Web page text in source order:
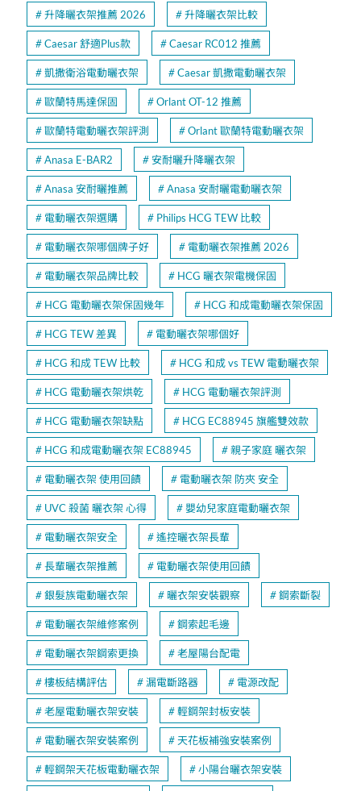
升降曬衣架推薦 2026 升降曬衣架比較
Caesar 舒適Plus款 Caesar RC012 推薦
凱撒衛浴電動曬衣架 Caesar 凱撒電動曬衣架
歐蘭特馬達保固 Orlant OT-12 推薦
歐蘭特電動曬衣架評測 Orlant 歐蘭特電動曬衣架
Anasa E-BAR2 安耐曬升降曬衣架
Anasa 安耐曬推薦 Anasa 安耐曬電動曬衣架
電動曬衣架選購 Philips HCG TEW 比較
電動曬衣架哪個牌子好 電動曬衣架推薦 2026
電動曬衣架品牌比較 HCG 曬衣架電機保固
HCG 電動曬衣架保固幾年 HCG 和成電動曬衣架保固
HCG TEW 差異 電動曬衣架哪個好
HCG 和成 TEW 比較 HCG 和成 vs TEW 電動曬衣架
HCG 電動曬衣架烘乾 HCG 電動曬衣架評測
HCG 電動曬衣架缺點 HCG EC88945 旗艦雙效款
HCG 和成電動曬衣架 EC88945 親子家庭 曬衣架
電動曬衣架 使用回饋 電動曬衣架 防夾 安全
UVC 殺菌 曬衣架 心得 嬰幼兒家庭電動曬衣架
電動曬衣架安全 遙控曬衣架長輩
長輩曬衣架推薦 電動曬衣架使用回饋
銀髮族電動曬衣架 曬衣架安裝觀察 鋼索斷裂
電動曬衣架維修案例 鋼索起毛邊
電動曬衣架鋼索更換 老屋陽台配電
樓板結構評估 漏電斷路器 電源改配
老屋電動曬衣架安裝 輕鋼架封板安裝
電動曬衣架安裝案例 天花板補強安裝案例
輕鋼架天花板電動曬衣架 小陽台曬衣架安裝